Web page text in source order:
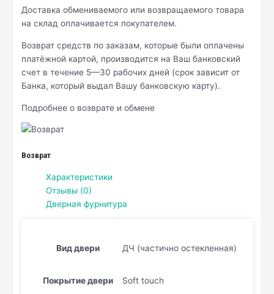
Доставка обмениваемого или возвращаемого товара
на склад оплачивается покупателем.
Возврат средств по заказам, которые были оплачены
платёжной картой, производится на Ваш банковский
счет в течение 5—30 рабочих дней (срок зависит от
Банка, который выдал Вашу банковскую карту).
Подробнее о возврате и обмене
Возврат
Характеристики
Отзывы (0)
Дверная фурнитура
Вид двери ДЧ (частично остекленная)
Покрытие двери Soft touch